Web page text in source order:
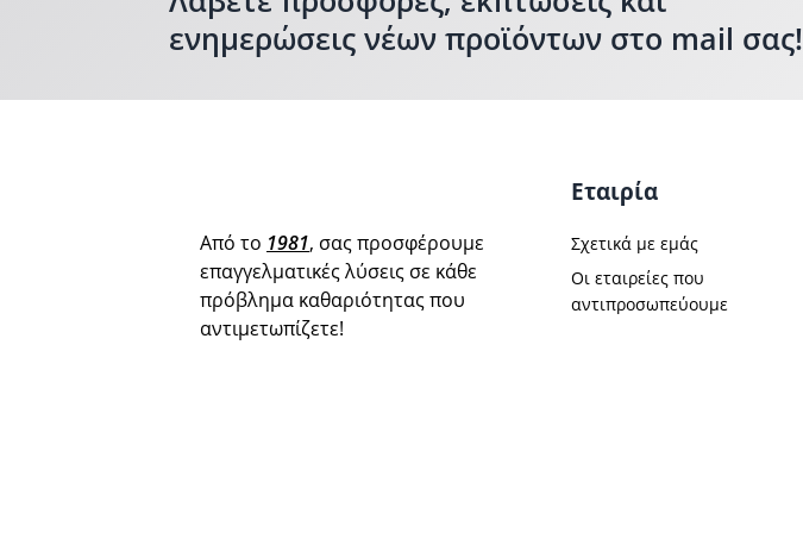
ενημερώσεις νέων προϊόντων στο mail σας!
Από το 1981, σας προσφέρουμε
επαγγελματικές λύσεις σε κάθε
πρόβλημα καθαριότητας που
αντιμετωπίζετε!
Εταιρία
Σχετικά με εμάς
Οι εταιρείες που
αντιπροσωπεύουμε